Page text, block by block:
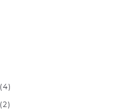
(4)
(2)